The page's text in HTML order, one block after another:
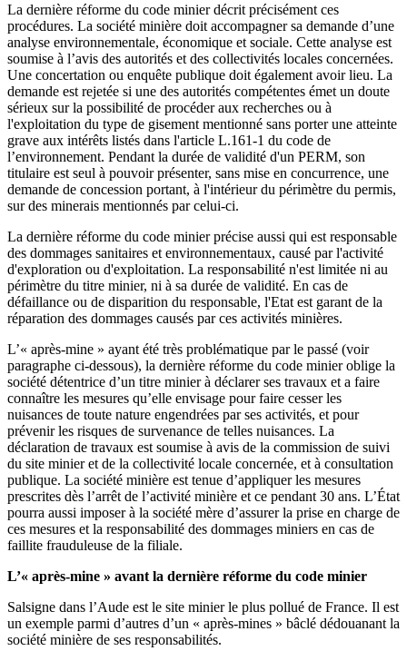
La dernière réforme du code minier décrit précisément ces
procédures. La société minière doit accompagner sa demande d’une
analyse environnementale, économique et sociale. Cette analyse est
soumise à l’avis des autorités et des collectivités locales concernées.
Une concertation ou enquête publique doit également avoir lieu. La
demande est rejetée si une des autorités compétentes émet un doute
sérieux sur la possibilité de procéder aux recherches ou à
l'exploitation du type de gisement mentionné sans porter une atteinte
grave aux intérêts listés dans l'article L.161-1 du code de
l’environnement. Pendant la durée de validité d'un PERM, son
titulaire est seul à pouvoir présenter, sans mise en concurrence, une
demande de concession portant, à l'intérieur du périmètre du permis,
sur des minerais mentionnés par celui-ci.
La dernière réforme du code minier précise aussi qui est responsable
des dommages sanitaires et environnementaux, causé par l'activité
d'exploration ou d'exploitation. La responsabilité n'est limitée ni au
périmètre du titre minier, ni à sa durée de validité. En cas de
défaillance ou de disparition du responsable, l'Etat est garant de la
réparation des dommages causés par ces activités minières.
L’« après-mine » ayant été très problématique par le passé (voir
paragraphe ci-dessous), la dernière réforme du code minier oblige la
société détentrice d’un titre minier à déclarer ses travaux et a faire
connaître les mesures qu’elle envisage pour faire cesser les
nuisances de toute nature engendrées par ses activités, et pour
prévenir les risques de survenance de telles nuisances. La
déclaration de travaux est soumise à avis de la commission de suivi
du site minier et de la collectivité locale concernée, et à consultation
publique. La société minière est tenue d’appliquer les mesures
prescrites dès l’arrêt de l’activité minière et ce pendant 30 ans. L’État
pourra aussi imposer à la société mère d’assurer la prise en charge de
ces mesures et la responsabilité des dommages miniers en cas de
faillite frauduleuse de la filiale.
L’« après-mine » avant la dernière réforme du code minier
Salsigne dans l’Aude est le site minier le plus pollué de France. Il est
un exemple parmi d’autres d’un « après-mines » bâclé dédouanant la
société minière de ses responsabilités.